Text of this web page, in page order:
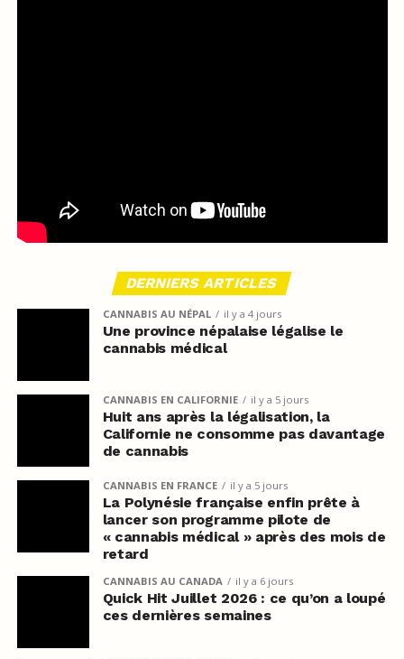
DERNIERS ARTICLES
CANNABIS AU NÉPAL il y a 4 jours
Une province népalaise légalise le
cannabis médical
CANNABIS EN CALIFORNIE il y a 5 jours
Huit ans après la légalisation, la
Californie ne consomme pas davantage
de cannabis
CANNABIS EN FRANCE il y a 5 jours
La Polynésie française enfin prête à
lancer son programme pilote de
« cannabis médical » après des mois de
retard
CANNABIS AU CANADA il y a 6 jours
Quick Hit Juillet 2026 : ce qu’on a loupé
ces dernières semaines